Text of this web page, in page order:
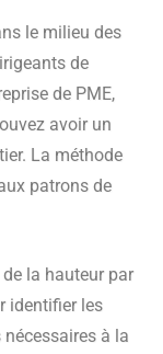
le milieu des
de
de PME,
avoir un
La méthode
patrons de
la hauteur par
identifier les
à la